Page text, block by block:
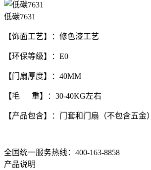
低碳7631
【饰面工艺】：修色漆工艺
【环保等级】：E0
【门扇厚度】：40MM
【毛 重】：30-40KG左右
【产品包含】：门套和门扇（不包含五金）
全国统一服务热线：400-163-8858
产品说明